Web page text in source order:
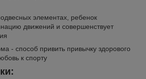
элементах, ребенок
движений и совершенствует
- способ привить привычку здорового
к спорту